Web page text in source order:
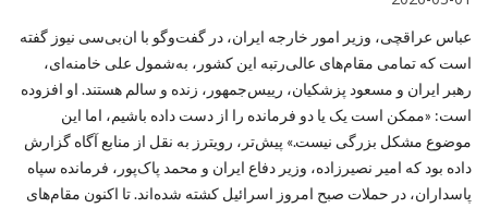
عباس عراقچی، وزیر امور خارجه ایران، در گفت‌وگو با ان‌بی‌سی نیوز گفته
است که تمامی مقام‌های عالی‌رتبه این کشور، به‌شمول علی خامنه‌ای،
رهبر ایران و مسعود پزشکیان، رییس‌جمهور، زنده و سالم هستند. او افزوده
است: «ممکن است یک یا دو فرمانده را از دست داده باشیم، اما این
موضوع مشکل بزرگی نیست.» پیش‌تر، رویترز به نقل از منابع آگاه گزارش
داده بود که امیر نصیرزاده، وزیر دفاع ایران و محمد پاک‌پور، فرمانده سپاه
پاسداران، در حملات صبح امروز اسرائیل کشته شده‌اند. تا اکنون مقام‌های